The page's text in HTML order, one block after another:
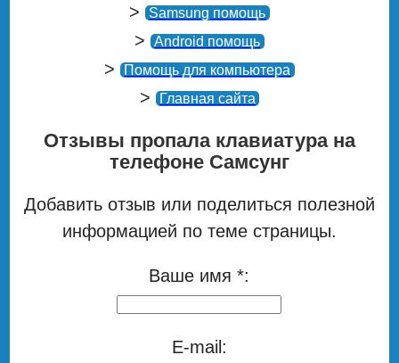
> Samsung помощь
> Android помощь
> Помощь для компьютера
> Главная сайта
Отзывы пропала клавиатура на
телефоне Самсунг
Добавить отзыв или поделиться полезной
информацией по теме страницы.
Ваше имя *:
E-mail: